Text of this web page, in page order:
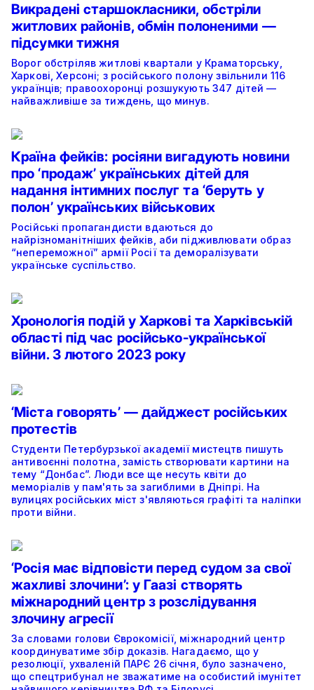
Викрадені старшокласники, обстріли
житлових районів, обмін полоненими —
підсумки тижня
Ворог обстріляв житлові квартали у Краматорську,
Харкові, Херсоні; з російського полону звільнили 116
українців; правоохоронці розшукують 347 дітей —
найважливіше за тиждень, що минув.
Країна фейків: росіяни вигадують новини
про ‘продаж’ українських дітей для
надання інтимних послуг та ‘беруть у
полон’ українських військових
Російські пропагандисти вдаються до
найрізноманітніших фейків, аби підживлювати образ
“непереможної” армії Росії та деморалізувати
українське суспільство.
Хронологія подій у Харкові та Харківській
області під час російсько-української
війни. 3 лютого 2023 року
‘Міста говорять’ — дайджест російських
протестів
Студенти Петербурзької академії мистецтв пишуть
антивоєнні полотна, замість створювати картини на
тему “Донбас”. Люди все ще несуть квіти до
меморіалів у пам'ять за загиблими в Дніпрі. На
вулицях російських міст з'являються графіті та наліпки
проти війни.
‘Росія має відповісти перед судом за свої
жахливі злочини’: у Гаазі створять
міжнародний центр з розслідування
злочину агресії
За словами голови Єврокомісії, міжнародний центр
координуватиме збір доказів. Нагадаємо, що у
резолюції, ухваленій ПАРЄ 26 січня, було зазначено,
що спецтрибунал не зважатиме на особистий імунітет